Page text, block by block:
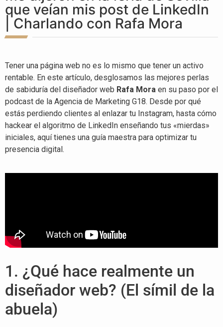
que veían mis post de LinkedIn
| Charlando con Rafa Mora
Tener una página web no es lo mismo que tener un activo
rentable. En este artículo, desglosamos las mejores perlas
de sabiduría del diseñador web Rafa Mora en su paso por el
podcast de la Agencia de Marketing G18. Desde por qué
estás perdiendo clientes al enlazar tu Instagram, hasta cómo
hackear el algoritmo de LinkedIn enseñando tus «mierdas»
iniciales, aquí tienes una guía maestra para optimizar tu
presencia digital .
1. ¿Qué hace realmente un
diseñador web? (El símil de la
abuela)